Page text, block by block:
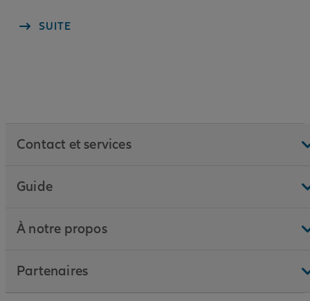
SUITE
Contact et services
Guide
À notre propos
Partenaires